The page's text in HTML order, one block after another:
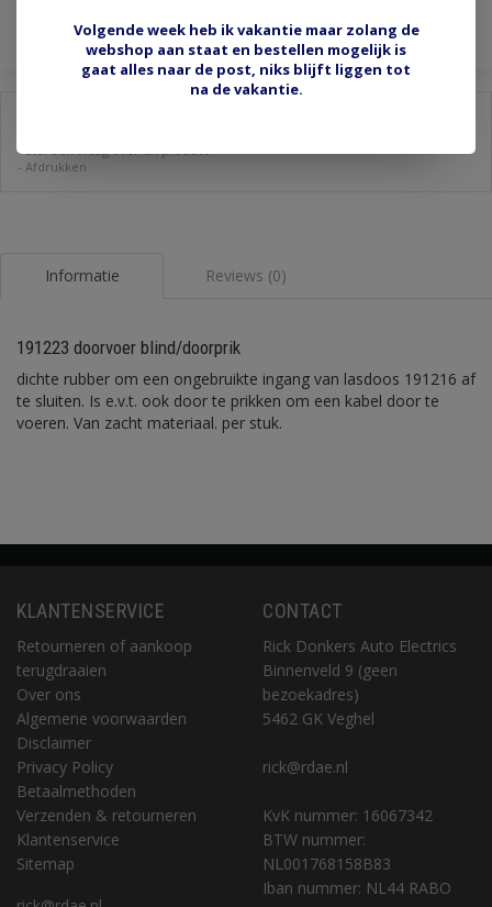
-Stel een vraag over dit product
- Afdrukken
Informatie Reviews (0)
191223 doorvoer blind/doorprik
dichte rubber om een ongebruikte ingang van lasdoos 191216 af
te sluiten. Is e.v.t. ook door te prikken om een kabel door te
voeren. Van zacht materiaal. per stuk.
KLANTENSERVICE
Retourneren of aankoop
terugdraaien
Over ons
Algemene voorwaarden
Disclaimer
Privacy Policy
Betaalmethoden
Verzenden & retourneren
Klantenservice
Sitemap
CONTACT
Rick Donkers Auto Electrics
Binnenveld 9 (geen
bezoekadres)
5462 GK Veghel
rick@rdae.nl
KvK nummer: 16067342
BTW nummer:
NL001768158B83
Iban nummer: NL44 RABO
Volgende week heb ik vakantie maar zolang de
webshop aan staat en bestellen mogelijk is
gaat alles naar de post, niks blijft liggen tot
na de vakantie.